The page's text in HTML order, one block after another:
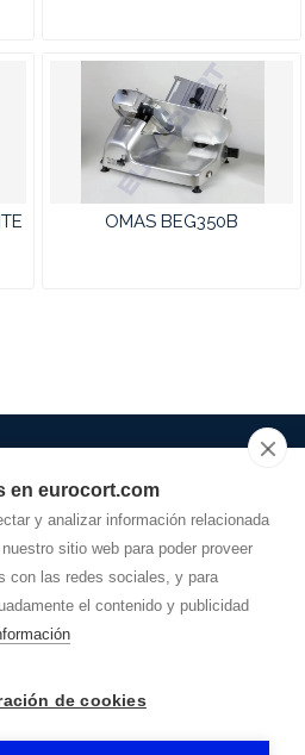
en eurocort.com
y analizar información relacionada
sitio web para poder proveer
con las redes sociales, y para
el contenido y publicidad
de cookies
OMAS BEG350B
Calle A, Parcela 29-D
-Política de privacidad
-